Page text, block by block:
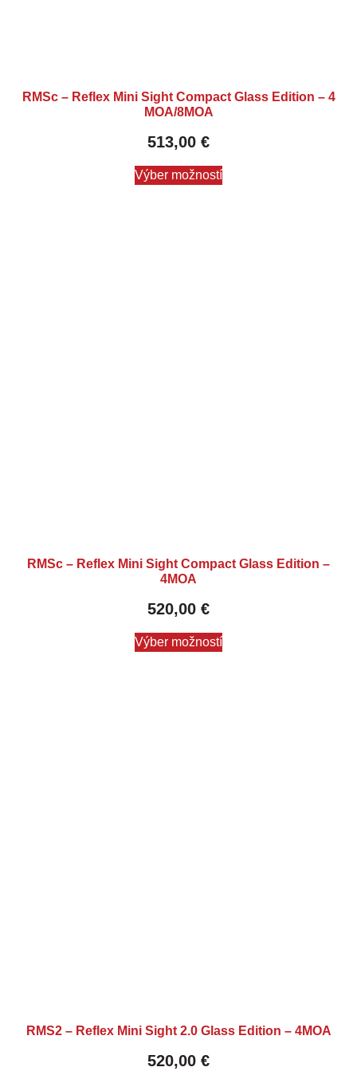
RMSc – Reflex Mini Sight Compact Glass Edition – 4
MOA/8MOA
513,00 €
Výber možností
RMSc – Reflex Mini Sight Compact Glass Edition –
4MOA
520,00 €
Výber možností
RMS2 – Reflex Mini Sight 2.0 Glass Edition – 4MOA
520,00 €